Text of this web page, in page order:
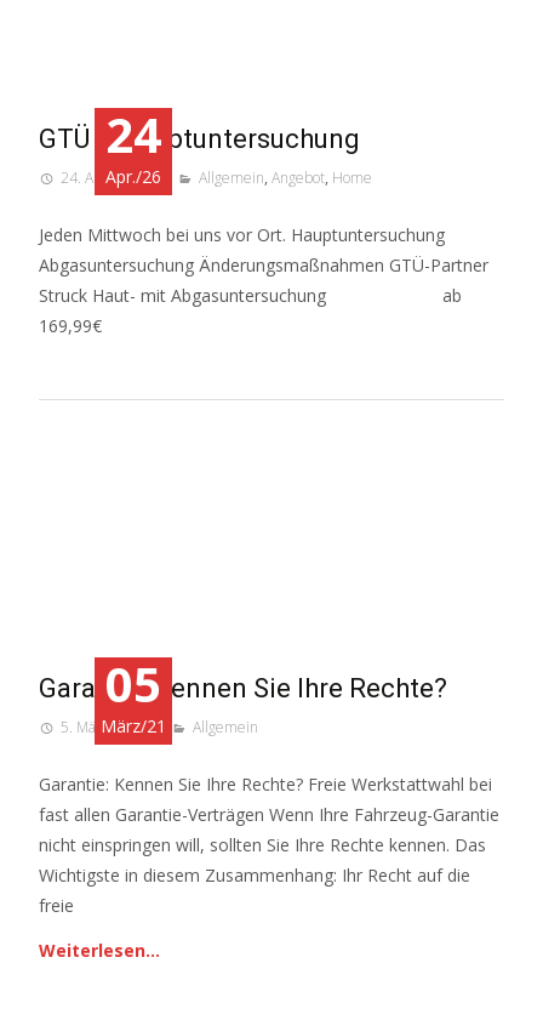
24
Apr./26
GTÜ – Hauptuntersuchung
24. April 2026 Allgemein, Angebot, Home
Jeden Mittwoch bei uns vor Ort. Hauptuntersuchung
Abgasuntersuchung Änderungsmaßnahmen GTÜ-Partner
Struck Haut- mit Abgasuntersuchung ab
169,99€
05
März/21
Garantie: Kennen Sie Ihre Rechte?
5. März 2021 Allgemein
Garantie: Kennen Sie Ihre Rechte? Freie Werkstattwahl bei
fast allen Garantie-Verträgen Wenn Ihre Fahrzeug-Garantie
nicht einspringen will, sollten Sie Ihre Rechte kennen. Das
Wichtigste in diesem Zusammenhang: Ihr Recht auf die
freie
Weiterlesen…